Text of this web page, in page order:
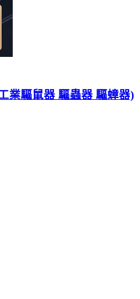
業驅鼠器 驅蟲器 驅蟑器)